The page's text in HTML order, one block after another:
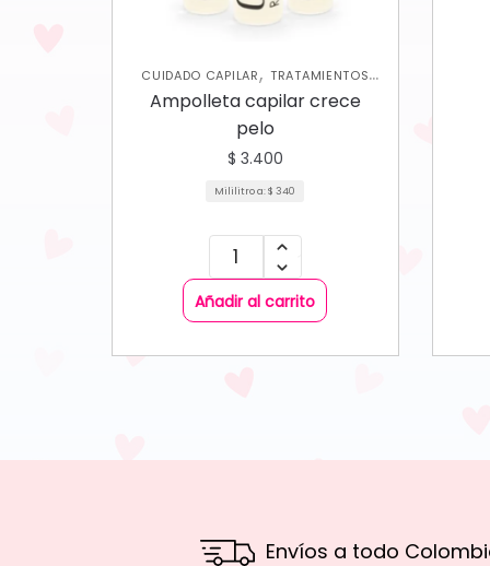
CUIDADO CAPILAR, TRATAMIENTOS
CAPILARES
Ampolleta capilar crece
pelo
$ 3.400
Mililitro a:$ 340
Añadir al carrito
Envíos a todo